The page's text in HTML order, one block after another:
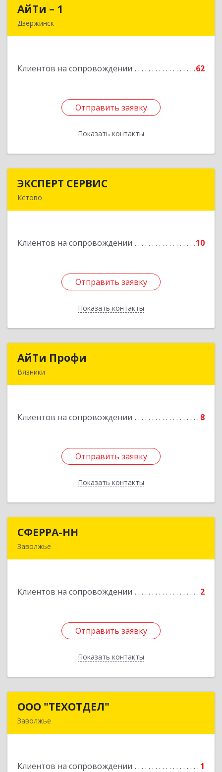
АйТи – 1
Дзержинск
Клиентов на сопровождении 62
Отправить заявку
Показать контакты
Подробнее
Отправить заявку
Назад
ЭКСПЕРТ СЕРВИС
Кстово
Клиентов на сопровождении 10
Отправить заявку
Показать контакты
Отправить заявку
Назад
АйТи Профи
Вязники
Клиентов на сопровождении 8
Отправить заявку
Показать контакты
Отправить заявку
Назад
СФЕРРА-НН
Заволжье
Клиентов на сопровождении 2
Отправить заявку
Показать контакты
Отправить заявку
Назад
ООО "ТЕХОТДЕЛ"
Заволжье
Клиентов на сопровождении 1